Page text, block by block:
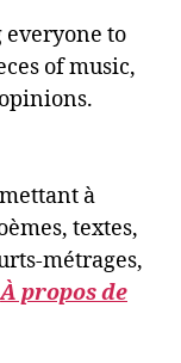
to
of music,
à
textes,
métrages,
À propos de